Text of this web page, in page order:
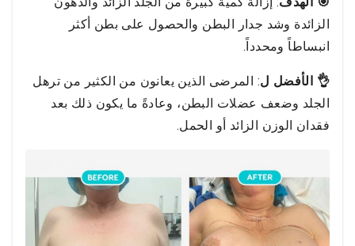
الزائدة وشد جدار البطن والحصول على بطن أكثر
انبساطاً ومحدداً.
👌 الأفضل ل: المرضى الذين يعانون من الكثير من ترهل
الجلد وضعف عضلات البطن، وعادةً ما يكون ذلك بعد
فقدان الوزن الزائد أو الحمل.